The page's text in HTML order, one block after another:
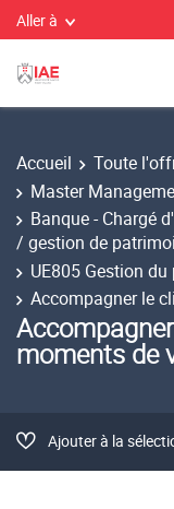
Aller à
Accueil Toute
Master
Banque - Chargé
/ gestion de
UE805 Gestion
Accompagner le
moments de
Ajouter à la